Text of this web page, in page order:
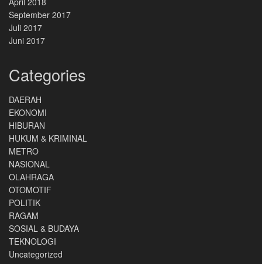
September 2017
Juli 2017
Juni 2017
Categories
DAERAH
EKONOMI
HIBURAN
HUKUM & KRIMINAL
METRO
NASIONAL
OLAHRAGA
OTOMOTIF
POLITIK
RAGAM
SOSIAL & BUDAYA
TEKNOLOGI
Uncategorized